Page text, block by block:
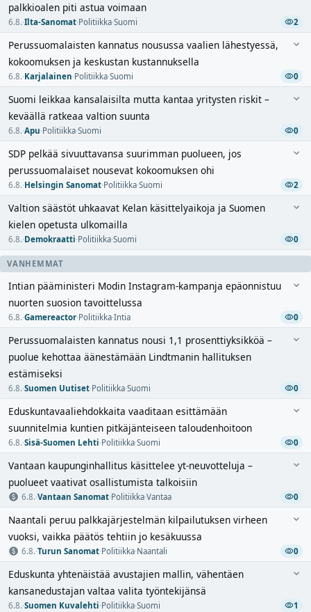
palkkioalen piti astua voimaan
6.8.·Ilta-Sanomat·Politiikka·Suomi 2
Perussuomalaisten kannatus nousussa vaalien lähestyessä,
kokoomuksen ja keskustan kustannuksella
6.8.·Karjalainen·Politiikka·Suomi 0
Suomi leikkaa kansalaisilta mutta kantaa yritysten riskit –
keväällä ratkeaa valtion suunta
6.8.·Apu·Politiikka·Suomi 0
SDP pelkää sivuuttavansa suurimman puolueen, jos
perussuomalaiset nousevat kokoomuksen ohi
6.8.·Helsingin Sanomat·Politiikka·Suomi 2
Valtion säästöt uhkaavat Kelan käsittelyaikoja ja Suomen
kielen opetusta ulkomailla
6.8.·Demokraatti·Politiikka·Suomi 0
VANHEMMAT
Intian pääministeri Modin Instagram-kampanja epäonnistuu
nuorten suosion tavoittelussa
6.8.·Gamereactor·Politiikka·Intia 0
Perussuomalaisten kannatus nousi 1,1 prosenttiyksikköä –
puolue kehottaa äänestämään Lindtmanin hallituksen
estämiseksi
6.8.·Suomen Uutiset·Politiikka·Suomi 0
Eduskuntavaaliehdokkaita vaaditaan esittämään
suunnitelmia kuntien pitkäjänteiseen taloudenhoitoon
6.8.·Sisä-Suomen Lehti·Politiikka·Suomi 0
Vantaan kaupunginhallitus käsittelee yt-neuvotteluja –
puolueet vaativat osallistumista talkoisiin
6.8.·Vantaan Sanomat·Politiikka·Vantaa 0
Naantali peruu palkkajärjestelmän kilpailutuksen virheen
vuoksi, vaikka päätös tehtiin jo kesäkuussa
6.8.·Turun Sanomat·Politiikka·Naantali 0
Eduskunta yhtenäistää avustajien mallin, vähentäen
kansanedustajan valtaa valita työntekijänsä
6.8.·Suomen Kuvalehti·Politiikka·Suomi 1